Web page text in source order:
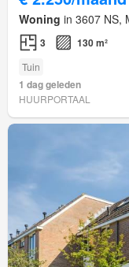
Woning in 3607 NS,
3 130 m²
Tuin
1 dag geleden
HUURPORTAAL